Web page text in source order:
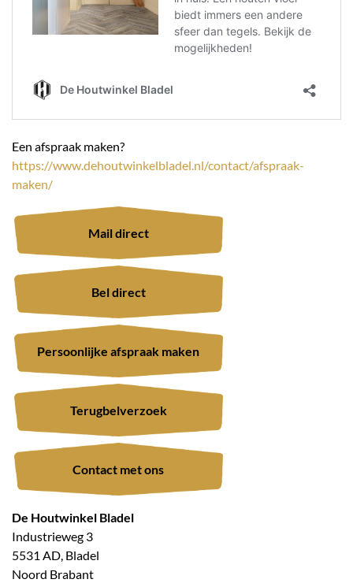
Een afspraak maken?
https://www.dehoutwinkelbladel.nl/contact/afspraak-
maken/
Mail direct
Bel direct
Persoonlijke afspraak maken
Terugbelverzoek
Contact met ons
De Houtwinkel Bladel
Industrieweg 3
5531 AD, Bladel
Noord Brabant